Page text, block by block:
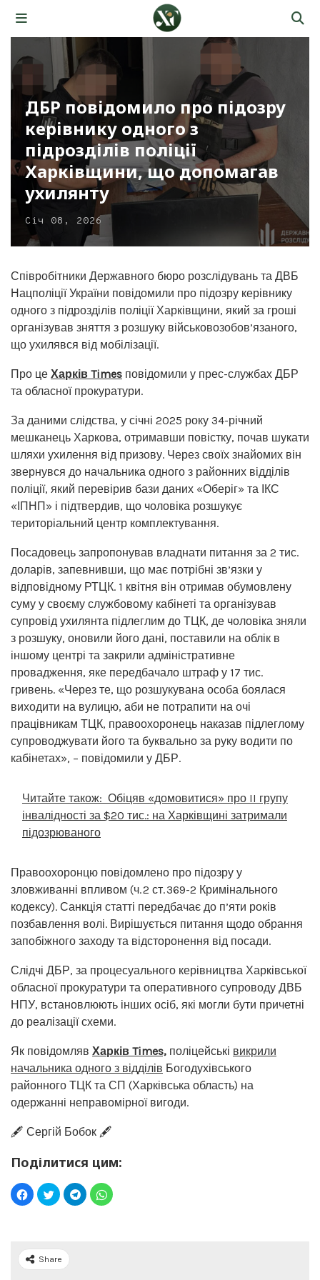
ДБР повідомило про підозру
керівнику одного з
підрозділів поліції
Харківщини, що допомагав
ухилянту
Січ 08, 2026
Співробітники Державного бюро розслідувань та ДВБ
Нацполіції України повідомили про підозру керівнику
одного з підрозділів поліції Харківщини, який за гроші
організував зняття з розшуку військовозобов’язаного,
що ухилявся від мобілізації.
Про це Харків Times повідомили у прес-службах ДБР
та обласної прокуратури.
За даними слідства, у січні 2025 року 34-річний
мешканець Харкова, отримавши повістку, почав шукати
шляхи ухилення від призову. Через своїх знайомих він
звернувся до начальника одного з районних відділів
поліції, який перевірив бази даних «Оберіг» та ІКС
«ІПНП» і підтвердив, що чоловіка розшукує
територіальний центр комплектування.
Посадовець запропонував владнати питання за 2 тис.
доларів, запевнивши, що має потрібні зв’язки у
відповідному РТЦК. 1 квітня він отримав обумовлену
суму у своєму службовому кабінеті та організував
супровід ухилянта підлеглим до ТЦК, де чоловіка зняли
з розшуку, оновили його дані, поставили на облік в
іншому центрі та закрили адміністративне
провадження, яке передбачало штраф у 17 тис.
гривень. «Через те, що розшукувана особа боялася
виходити на вулицю, аби не потрапити на очі
працівникам ТЦК, правоохоронець наказав підлеглому
супроводжувати його та буквально за руку водити по
кабінетах», – повідомили у ДБР.
Читайте також: Обіцяв «домовитися» про II групу
інвалідності за $20 тис.: на Харківщині затримали
підозрюваного
Правоохоронцю повідомлено про підозру у
зловживанні впливом (ч. 2 ст. 369-2 Кримінального
кодексу). Санкція статті передбачає до п’яти років
позбавлення волі. Вирішується питання щодо обрання
запобіжного заходу та відсторонення від посади.
Слідчі ДБР, за процесуального керівництва Харківської
обласної прокуратури та оперативного супроводу ДВБ
НПУ, встановлюють інших осіб, які могли бути причетні
до реалізації схеми.
Як повідомляв Харків Times, поліцейські викрили
начальника одного з відділів Богодухівського
районного ТЦК та СП (Харківська область) на
одержанні неправомірної вигоди.
🖋️ Сергій Бобок 🖋️
Поділитися цим:
Share